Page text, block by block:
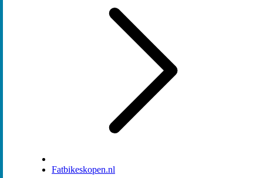
Fatbikeskopen.nl